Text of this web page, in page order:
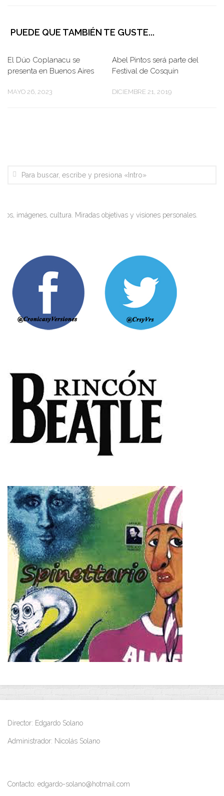
PUEDE QUE TAMBIÉN TE GUSTE...
El Dúo Coplanacu se
presenta en Buenos Aires
MAYO 26, 2023
Abel Pintos será parte del
Festival de Cosquín
DICIEMBRE 21, 2019
imágenes, cultura. Miradas objetivas y visiones personales.
Director: Edgardo Solano
Administrador: Nicolás Solano
Contacto: edgardo-solano@hotmail.com